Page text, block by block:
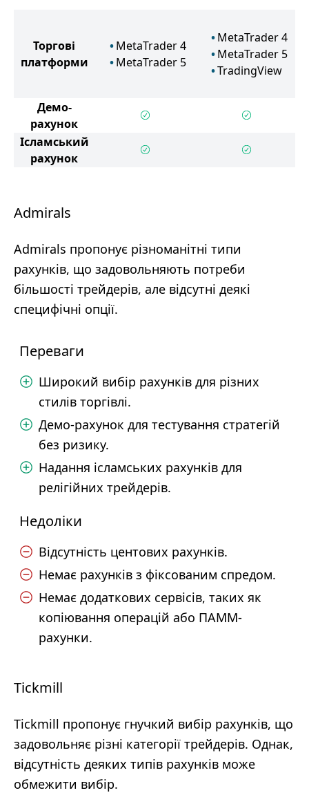
Торгові
платформи
MetaTrader 4
MetaTrader 5
MetaTrader 4
MetaTrader 5
TradingView
Демо-
рахунок
Ісламський
рахунок
Admirals
Admirals пропонує різноманітні типи
рахунків, що задовольняють потреби
більшості трейдерів, але відсутні деякі
специфічні опції.
Переваги
Широкий вибір рахунків для різних
стилів торгівлі.
Демо-рахунок для тестування стратегій
без ризику.
Надання ісламських рахунків для
релігійних трейдерів.
Недоліки
Відсутність центових рахунків.
Немає рахунків з фіксованим спредом.
Немає додаткових сервісів, таких як
копіювання операцій або ПАММ-
рахунки.
Tickmill
Tickmill пропонує гнучкий вибір рахунків, що
задовольняє різні категорії трейдерів. Однак,
відсутність деяких типів рахунків може
обмежити вибір.